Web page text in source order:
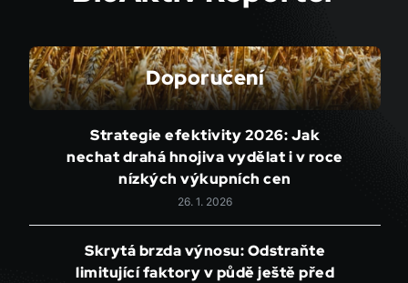
Doporučení
Strategie efektivity 2026: Jak
nechat drahá hnojiva vydělat i v roce
nízkých výkupních cen
26. 1. 2026
Skrytá brzda výnosu: Odstraňte
limitující faktory v půdě ještě před